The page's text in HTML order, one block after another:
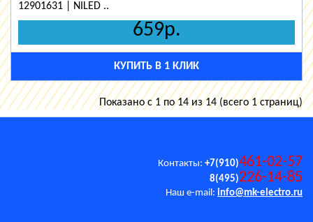
12901631 | NILED ..
659р.
КУПИТЬ В 1 КЛИК
Показано с 1 по 14 из 14 (всего 1 страниц)
Контакты: +7(910)461-02-57
8(495)226-14-85
Наш e-mail: info@mk-electro.ru